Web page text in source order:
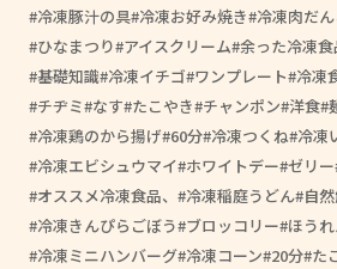
冷凍豚汁の具 冷凍お好み焼き 冷凍肉だ
ひなまつり アイスクリーム 余った冷凍食
基礎知識 冷凍イチゴ ワンプレート 冷凍
チヂミ なす たこやき チャンポン 洋食
冷凍鶏のから揚げ 60分 冷凍つくね 冷凍
冷凍エビシュウマイ ホワイトデー ゼリー
オススメ冷凍食品、
冷凍稲庭うどん 自
冷凍きんぴらごぼう ブロッコリー ほう
冷凍ミニハンバーグ 冷凍コーン 20分 た